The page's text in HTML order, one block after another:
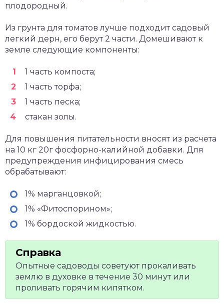
плодородный.
Из грунта для томатов лучше подходит садовый
легкий дерн, его берут 2 части. Домешивают к
земле следующие компоненты:
1 часть компоста;
1 часть торфа;
1 часть песка;
стакан золы.
Для повышения питательности вносят из расчета
на 10 кг 20г фосфорно-калийной добавки. Для
предупреждения инфицирования смесь
обрабатывают:
1% марганцовкой;
1% «Фитоспорином»;
1% бордоской жидкостью.
Опытные садоводы советуют прокаливать
землю в духовке в течение 30 минут или
проливать горячим кипятком.